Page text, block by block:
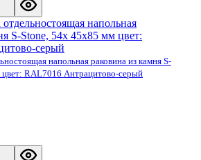
напольная раковина из камня S-
RAL7016 Антрацитово-серый